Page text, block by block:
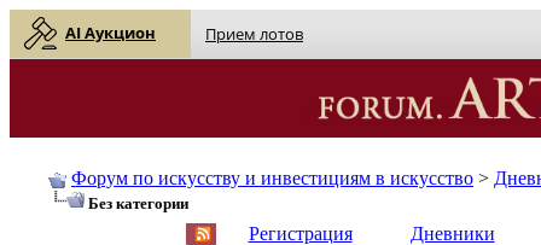
AI Аукцион Прием лотов
Форум по искусству и инвестициям в искусство >
Без категории
Регистрация Дневники